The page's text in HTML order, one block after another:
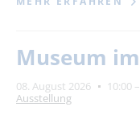
Suchbegriff
Museum
08. August 2026 10:00
Ausstellung